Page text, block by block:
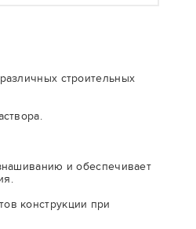
строительных
и обеспечивает
конструкции при